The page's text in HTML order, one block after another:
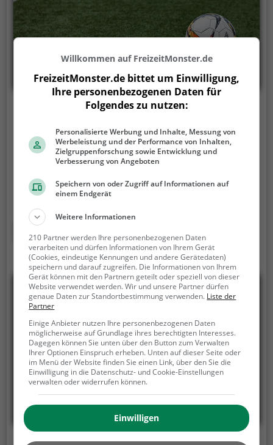
Soccerpark Würzburg
Oberdürrbacher Str. 45, 97080 Würzburg
Soccerpark Würzburg ist eine Soccerhalle in
Hier kannst du mit deinen Freunden,
Kollegen, oder deiner Familie Fußball spielen und
euch gegenseitig herausfordern. Welches Team
gewinnt das Match? Die Soccerhalle eignet sich
besonders gut für einen Kindergeburtstag, ein
Teamevent, eine Firmenfeier oder einen
Junggesellenabschied.
Mehr erfahren
Willkommen auf FreizeitMonster.de
FreizeitMonster.de bittet um Einwilligung,
Ihre personenbezogenen Daten für
Folgendes zu nutzen:
Personalisierte Werbung und Inhalte, Messung von
Werbeleistung und der Performance von Inhalten,
Zielgruppenforschung sowie Entwicklung und
Verbesserung von Angeboten
Speichern von oder Zugriff auf Informationen auf
einem Endgerät
Weitere Informationen
210 Partner werden Ihre personenbezogenen Daten
verarbeiten und dürfen Informationen von Ihrem Gerät
(Cookies, eindeutige Kennungen und andere Gerätedaten)
speichern und darauf zugreifen. Die Informationen von Ihrem
Gerät können mit den Partnern geteilt oder speziell von dieser
Website verwendet werden. Wir und unsere Partner dürfen
genaue Daten zur Standortbestimmung verwenden. Liste der
Partner
Einige Anbieter nutzen Ihre personenbezogenen Daten
möglicherweise auf Grundlage ihres berechtigten Interesses.
Dagegen können Sie unten über den Button zum Verwalten
Ihrer Optionen Einspruch erheben. Unten auf dieser Seite oder
im Menü der Website finden Sie einen Link, über den Sie die
Einwilligung in die Datenschutz- und Cookie-Einstellungen
verwalten oder widerrufen können.
Einwilligen